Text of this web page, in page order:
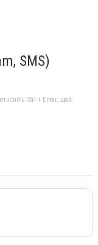
SMS)
Ctrl + Enter, щоб